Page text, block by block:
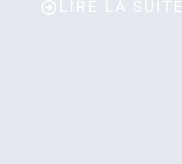
LIRE LA SUITE